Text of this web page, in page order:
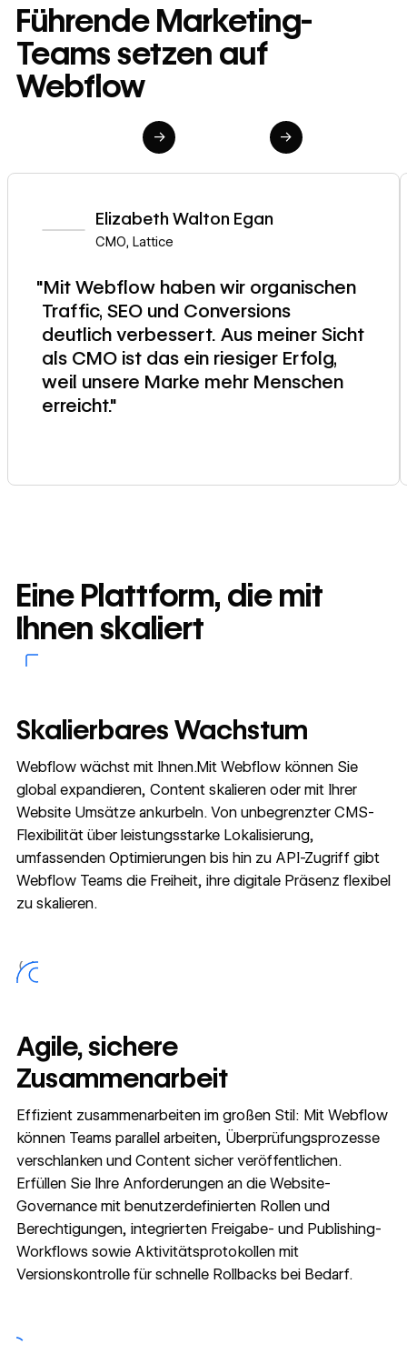
Führende Marketing-
Teams setzen auf
Webflow
→ →
Elizabeth Walton Egan
CMO, Lattice
"Mit Webflow haben wir organischen
Traffic, SEO und Conversions
deutlich verbessert. Aus meiner Sicht
als CMO ist das ein riesiger Erfolg,
weil unsere Marke mehr Menschen
erreicht."
Eine Plattform, die mit
Ihnen skaliert
Skalierbares Wachstum
Webflow wächst mit Ihnen.Mit Webflow können Sie
global expandieren, Content skalieren oder mit Ihrer
Website Umsätze ankurbeln. Von unbegrenzter CMS-
Flexibilität über leistungsstarke Lokalisierung,
umfassenden Optimierungen bis hin zu API-Zugriff gibt
Webflow Teams die Freiheit, ihre digitale Präsenz flexibel
zu skalieren.
Agile, sichere
Zusammenarbeit
Effizient zusammenarbeiten im großen Stil: Mit Webflow
können Teams parallel arbeiten, Überprüfungsprozesse
verschlanken und Content sicher veröffentlichen.
Erfüllen Sie Ihre Anforderungen an die Website-
Governance mit benutzerdefinierten Rollen und
Berechtigungen, integrierten Freigabe- und Publishing-
Workflows sowie Aktivitätsprotokollen mit
Versionskontrolle für schnelle Rollbacks bei Bedarf.